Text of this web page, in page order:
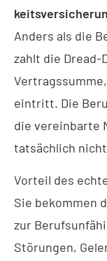
Anders als die
zahlt die Dread-
eintritt. Die
die vereinbarte
tatsächlich
Vorteil des
Sie bekommen
zur
Störungen,